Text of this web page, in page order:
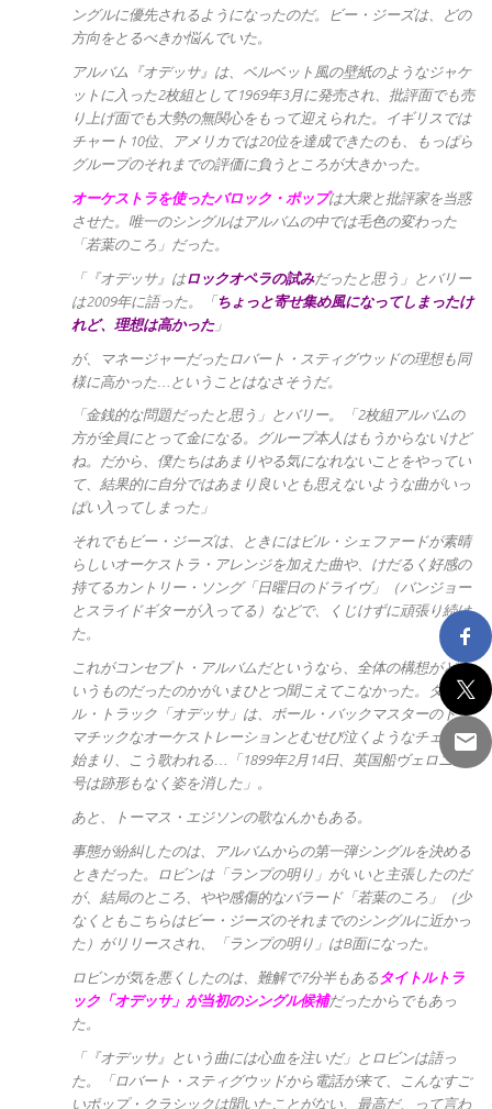
ングルに優先されるようになったのだ。ビー・ジーズは、どの
方向をとるべきか悩んでいた。
アルバム『オデッサ』は、ベルベット風の壁紙のようなジャケ
ットに入った2枚組として1969年3月に発売され、批評面でも売
り上げ面でも大勢の無関心をもって迎えられた。イギリスでは
チャート10位、アメリカでは20位を達成できたのも、もっぱら
グループのそれまでの評価に負うところが大きかった。
オーケストラを使ったバロック・ポップは大衆と批評家を当惑
させた。唯一のシングルはアルバムの中では毛色の変わった
「若葉のころ」だった。
「『オデッサ』はロックオペラの試みだったと思う」とバリー
は2009年に語った。「ちょっと寄せ集め風になってしまったけ
れど、理想は高かった」
が、マネージャーだったロバート・スティグウッドの理想も同
様に高かった…ということはなさそうだ。
「金銭的な問題だったと思う」とバリー。「2枚組アルバムの
方が全員にとって金になる。グループ本人はもうからないけど
ね。だから、僕たちはあまりやる気になれないことをやってい
て、結果的に自分ではあまり良いとも思えないような曲がいっ
ぱい入ってしまった」
それでもビー・ジーズは、ときにはビル・シェファードが素晴
らしいオーケストラ・アレンジを加えた曲や、けだるく好感の
持てるカントリー・ソング「日曜日のドライヴ」（バンジョー
とスライドギターが入ってる）などで、くじけずに頑張り続け
た。
これがコンセプト・アルバムだというなら、全体の構想がどう
いうものだったのかがいまひとつ聞こえてこなかった。タイト
ル・トラック「オデッサ」は、ポール・バックマスターのドラ
マチックなオーケストレーションとむせび泣くようなチェロで
始まり、こう歌われる…「1899年2月14日、英国船ヴェロニカ
号は跡形もなく姿を消した」。
あと、トーマス・エジソンの歌なんかもある。
事態が紛糾したのは、アルバムからの第一弾シングルを決める
ときだった。ロビンは「ランプの明り」がいいと主張したのだ
が、結局のところ、やや感傷的なバラード「若葉のころ」（少
なくともこちらはビー・ジーズのそれまでのシングルに近かっ
た）がリリースされ、「ランプの明り」はB面になった。
ロビンが気を悪くしたのは、難解で7分半もある タイトルトラ
ック「オデッサ」が当初のシングル候補だったからでもあっ
た。
「『オデッサ』という曲には心血を注いだ」とロビンは語っ
た。「ロバート・スティグウッドから電話が来て、こんなすご
いポップ・クラシックは聞いたことがない、最高だ、って言わ